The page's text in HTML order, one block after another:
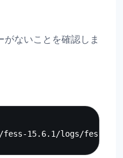
ないことを確認しま